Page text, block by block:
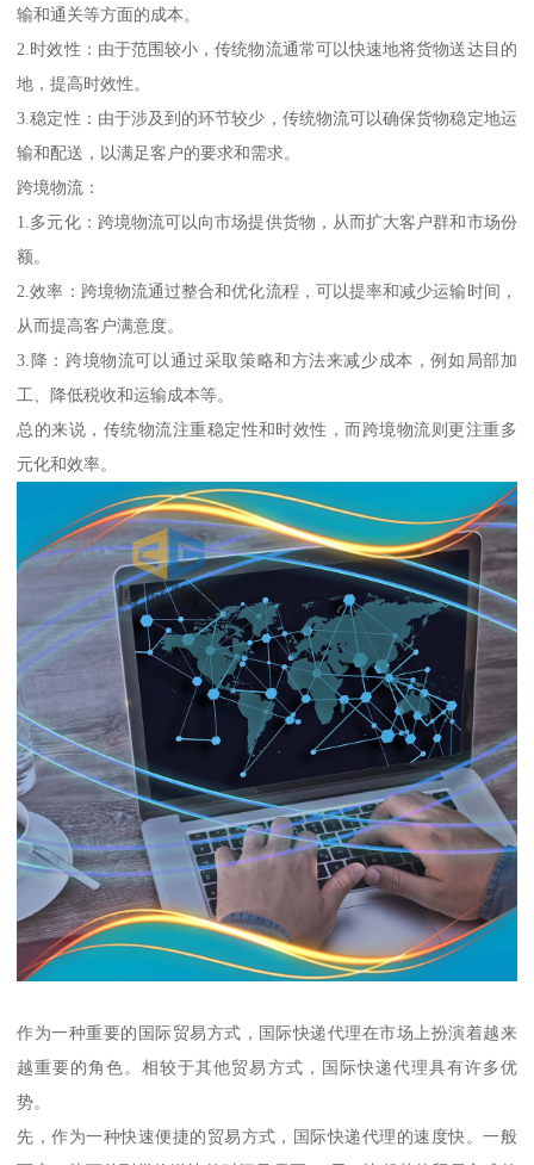
输和通关等方面的成本。
2.时效性：由于范围较小，传统物流通常可以快速地将货物送达目的
地，提高时效性。
3.稳定性：由于涉及到的环节较少，传统物流可以确保货物稳定地运
输和配送，以满足客户的要求和需求。
跨境物流：
1.多元化：跨境物流可以向市场提供货物，从而扩大客户群和市场份
额。
2.效率：跨境物流通过整合和优化流程，可以提率和减少运输时间，
从而提高客户满意度。
3.降：跨境物流可以通过采取策略和方法来减少成本，例如局部加
工、降低税收和运输成本等。
总的来说，传统物流注重稳定性和时效性，而跨境物流则更注重多
元化和效率。
作为一种重要的国际贸易方式，国际快递代理在市场上扮演着越来
越重要的角色。相较于其他贸易方式，国际快递代理具有许多优
势。
先，作为一种快速便捷的贸易方式，国际快递代理的速度快。一般